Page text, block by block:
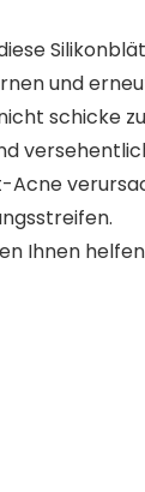
und
schicke
Acne
Ihnen